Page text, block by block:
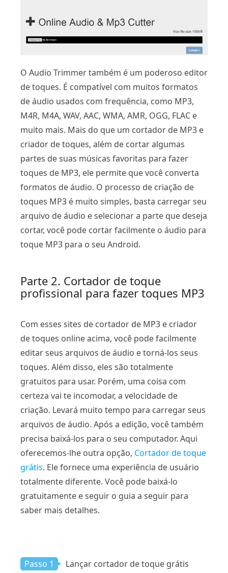
O Audio Trimmer também é um poderoso editor
de toques. É compatível com muitos formatos
de áudio usados ​​com frequência, como MP3,
M4R, M4A, WAV, AAC, WMA, AMR, OGG, FLAC e
muito mais. Mais do que um cortador de MP3 e
criador de toques, além de cortar algumas
partes de suas músicas favoritas para fazer
toques de MP3, ele permite que você converta
formatos de áudio. O processo de criação de
toques MP3 é muito simples, basta carregar seu
arquivo de áudio e selecionar a parte que deseja
cortar, você pode cortar facilmente o áudio para
toque MP3 para o seu Android.
Parte 2. Cortador de toque
profissional para fazer toques MP3
Com esses sites de cortador de MP3 e criador
de toques online acima, você pode facilmente
editar seus arquivos de áudio e torná-los seus
toques. Além disso, eles são totalmente
gratuitos para usar. Porém, uma coisa com
certeza vai te incomodar, a velocidade de
criação. Levará muito tempo para carregar seus
arquivos de áudio. Após a edição, você também
precisa baixá-los para o seu computador. Aqui
oferecemos-lhe outra opção, Cortador de toque
grátis. Ele fornece uma experiência de usuário
totalmente diferente. Você pode baixá-lo
gratuitamente e seguir o guia a seguir para
saber mais detalhes.
Passo 1 Lançar cortador de toque grátis